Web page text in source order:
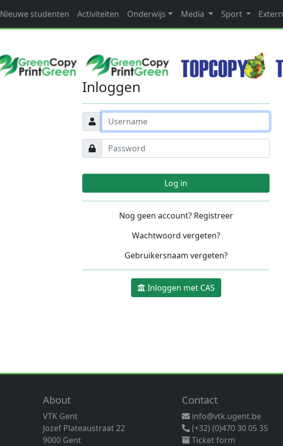
Nieuwe studenten Activiteiten Onderwijs Media Sport Extern
Inloggen
Log in
Nog geen account? Registreer
Wachtwoord vergeten?
Gebruikersnaam vergeten?
Inloggen met CAS
About
VTK Gent
Jozef Plateaustraat 22
9000 Gent
Contact
info@vtk.ugent.be
(+32) (0)470 30 05 35
Ticket form